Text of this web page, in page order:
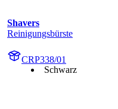
Shavers
Reinigungsbürste
CRP338/01
Schwarz